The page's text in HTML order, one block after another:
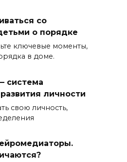
со
о порядке
ключевые моменты,
в доме.
система
личности
свою личность,